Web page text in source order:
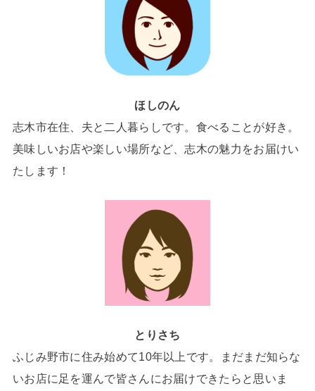
ほしのん
志木市在住、夫と二人暮らしです。食べることが好き。
美味しいお店や楽しい場所など、志木の魅力をお届けい
たします！
とりさち
ふじみ野市に住み始めて10年以上です。まだまだ知らな
いお店に足を運んで皆さんにお届けできたらと思いま